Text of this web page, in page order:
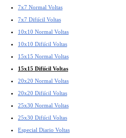
7x7 Normal Voltas
7x7 Difiícil Voltas
10x10 Normal Voltas
10x10 Difiícil Voltas
15x15 Normal Voltas
15x15 Difiícil Voltas
20x20 Normal Voltas
20x20 Difiícil Voltas
25x30 Normal Voltas
25x30 Difiícil Voltas
Especial Diario Voltas